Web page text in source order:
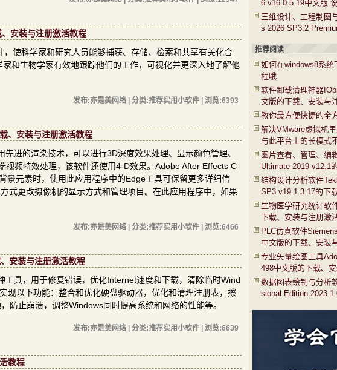
安装与注册激活教程
使科学家和研究人员能够捕获、存储、检索和共享有关化合
和生物学家有效地跟踪他们的工作，可视化并更深入地了解他
发布:亦是美网络 | 分类:推荐实用小软件 | 浏览:6393
、安装与注册激活教程
进的渲染技术，可以进行3D深度效果处理、显示颜色管理、
频特效处理，该软件还使用4-D效果。Adobe After Effects C
景元素时，使用此应用程序中的Edge工具可保留更多详细信
式更改摄像机的显示方式和管理项目。在此应用程序中，如果
发布:亦是美网络 | 分类:推荐实用小软件 | 浏览:6466
安装与注册激活教程
具，用于修复错误，优化Internet速度和下载，清除临时Wind
现以下功能：整合和优化硬盘驱动器，优化和清理注册表，擦
防止崩溃，调整Windows同时提高系统和网络的性能等。
发布:亦是美网络 | 分类:推荐实用小软件 | 浏览:6639
教程
6 v16.0.5.19中文版
三维设计、工程制图
s 2026 SP3.2
推荐阅读
如何在windows8系
程哦
软件卸载清理神器
文版的下载、安装与
教你最方便快捷的全
解决VMware虚拟机
与此平台上的长模式
图片查看、管理、编
Ultimate 2019 v12.1
结构设计分析软件
SP3 v19.1.3.17的下
生物医学研究统计软
下载、安装与注册激
PLC仿真软件
中文版的下载、安装
专业矢量绘图工具
498中文版的下载、
数据图表绘制与分析
sional Edition